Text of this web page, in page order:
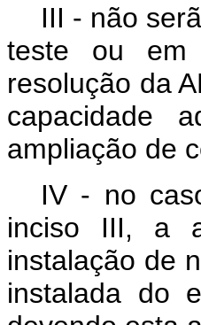
III - não
teste ou em
resolução da
capacidade
ampliação de
IV - no
inciso III, a
instalação de
instalada do